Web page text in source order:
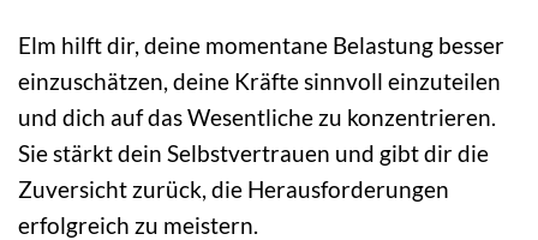
Elm hilft dir, deine momentane Belastung besser
einzuschätzen, deine Kräfte sinnvoll einzuteilen
und dich auf das Wesentliche zu konzentrieren.
Sie stärkt dein Selbstvertrauen und gibt dir die
Zuversicht zurück, die Herausforderungen
erfolgreich zu meistern.